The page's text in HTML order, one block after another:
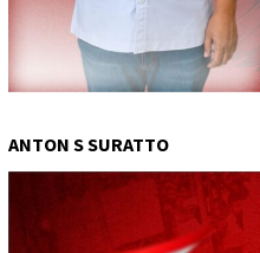
ANTON S SURATTO